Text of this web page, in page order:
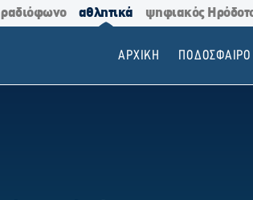
ραδιόφωνο αθλητικά ψηφιακός
ΑΡΧΙΚΗ ΠΟΔΟΣΦΑΙΡΟ